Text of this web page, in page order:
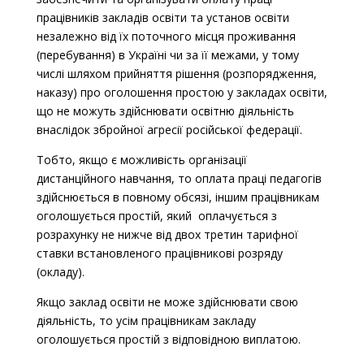
працівників закладів освіти та установ освіти
незалежно від їх поточного місця проживання
(перебування) в Україні чи за її межами, у тому
числі шляхом прийняття рішення (розпорядження,
наказу) про оголошення простою у закладах освіти,
що не можуть здійснювати освітню діяльність
внаслідок збройної агресії російської федерації.
Тобто, якщо є можливість організації
дистанційного навчання, то оплата праці педагогів
здійснюється в повному обсязі, іншим працівникам
оголошується простій, який оплачується з
розрахунку не нижче від двох третин тарифної
ставки встановленого працівникові розряду
(окладу).
Якщо заклад освіти не може здійснювати свою
діяльність, то усім працівникам закладу
оголошується простій з відповідною виплатою.